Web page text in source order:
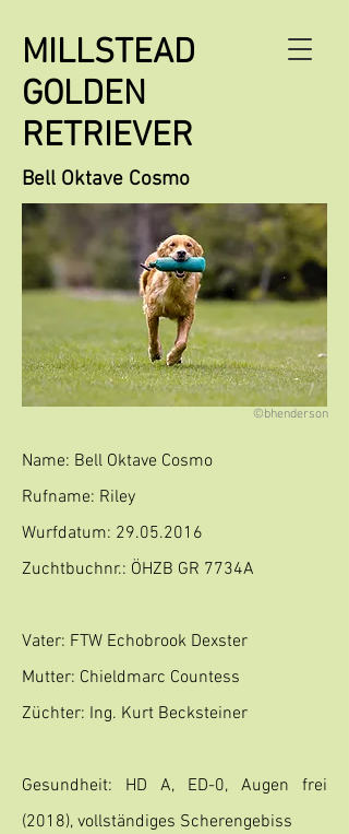
MILLSTEAD
GOLDEN
RETRIEVER
Bell Oktave Cosmo
©bhenderson
Name: Bell Oktave Cosmo
Rufname: Riley
Wurfdatum: 29.05.2016
Zuchtbuchnr.: ÖHZB GR 7734A
Vater: FTW Echobrook Dexster
Mutter: Chieldmarc Countess
Züchter: Ing. Kurt Becksteiner
Gesundheit: HD A, ED-0, Augen frei
(2018), vollständiges Scherengebiss